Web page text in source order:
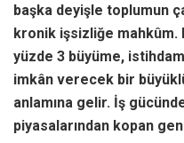
başka deyişle toplumun
kronik işsizliğe mahkûm.
yüzde 3 büyüme,
imkân verecek bir
anlamına gelir. İş
piyasalarından kopan